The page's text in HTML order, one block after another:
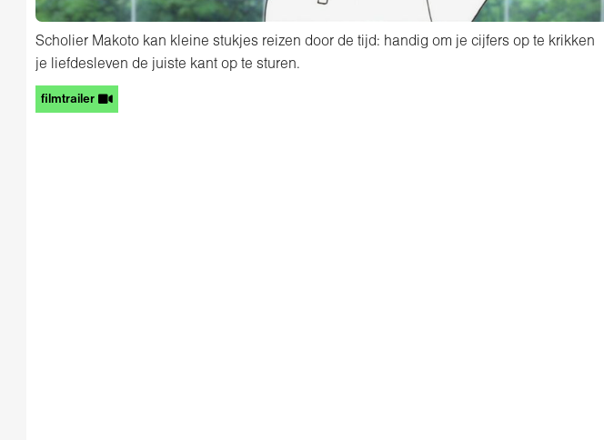
Scholier Makoto kan kleine stukjes reizen door de tijd: handig om je cijfers op te krikken
je liefdesleven de juiste kant op te sturen.
filmtrailer